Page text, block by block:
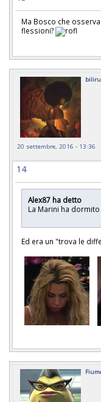
Ma Bosco che
flessioni?
20 settembre, 2016 - 13:36
14
Alex87 ha detto
La Marini ha
Ed era un "trova le